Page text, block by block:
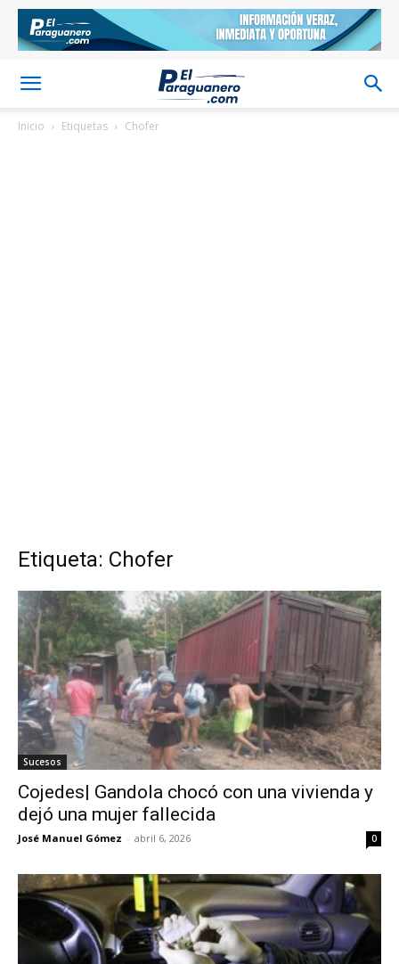
Inicio Etiquetas Chofer
Etiqueta: Chofer
Sucesos
Cojedes| Gandola chocó con una vivienda y
dejó una mujer fallecida
José Manuel Gómez - abril 6, 2026 0